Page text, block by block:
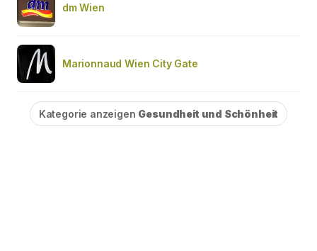
dm Wien
Marionnaud Wien City Gate
Kategorie anzeigen Gesundheit und Schönheit